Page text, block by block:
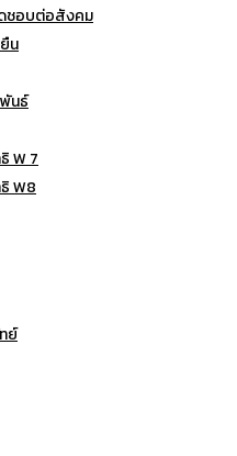
ชอบต่อสังคม
น
นธ์
W 7
W8
ย์